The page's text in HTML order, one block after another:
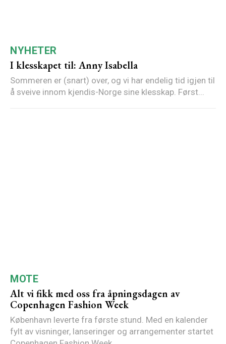
NYHETER
I klesskapet til: Anny Isabella
Sommeren er (snart) over, og vi har endelig tid igjen til
å sveive innom kjendis-Norge sine klesskap. Først...
MOTE
Alt vi fikk med oss fra åpningsdagen av
Copenhagen Fashion Week
København leverte fra første stund. Med en kalender
fylt av visninger, lanseringer og arrangementer startet